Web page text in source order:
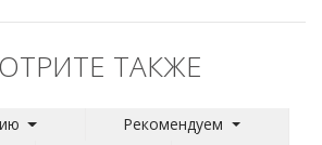
ТАКЖЕ
Рекомендуем